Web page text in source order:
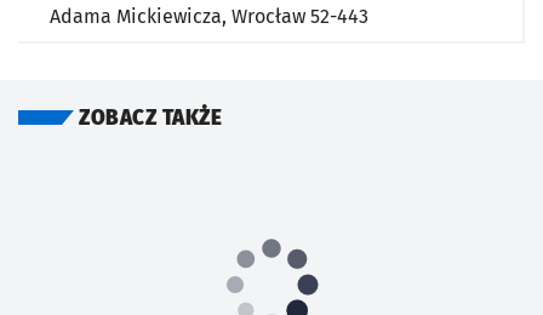
Adama Mickiewicza, Wrocław 52-443
ZOBACZ TAKŻE